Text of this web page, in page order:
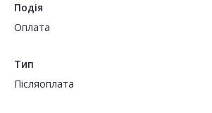
Подія
Оплата
Тип
Пiсляоплата